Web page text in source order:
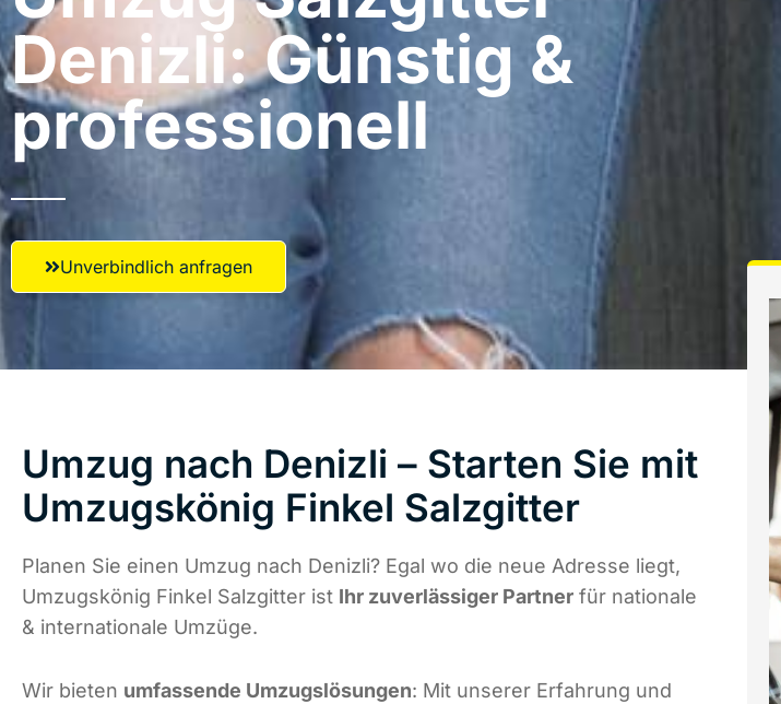
Denizli: Günstig &
professionell​
Unverbindlich anfragen
Umzug nach Denizli – Starten Sie mit
Umzugskönig Finkel Salzgitter
Planen Sie einen Umzug nach Denizli? Egal wo die neue Adresse liegt,
Umzugskönig Finkel Salzgitter ist Ihr zuverlässiger Partner für nationale
& internationale Umzüge.
Wir bieten umfassende Umzugslösungen: Mit unserer Erfahrung und